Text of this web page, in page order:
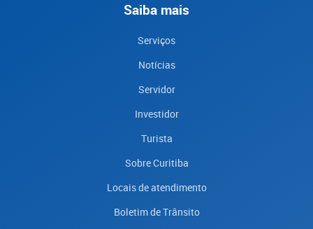
Saiba mais
Serviços
Notícias
Servidor
Investidor
Turista
Sobre Curitiba
Locais de atendimento
Boletim de Trânsito